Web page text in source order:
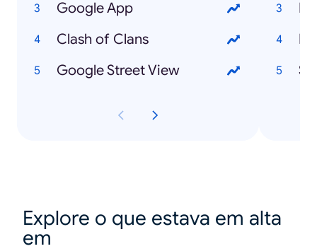
Google App
Clash of Clans
Google Street View
Explore o que estava em alta
em